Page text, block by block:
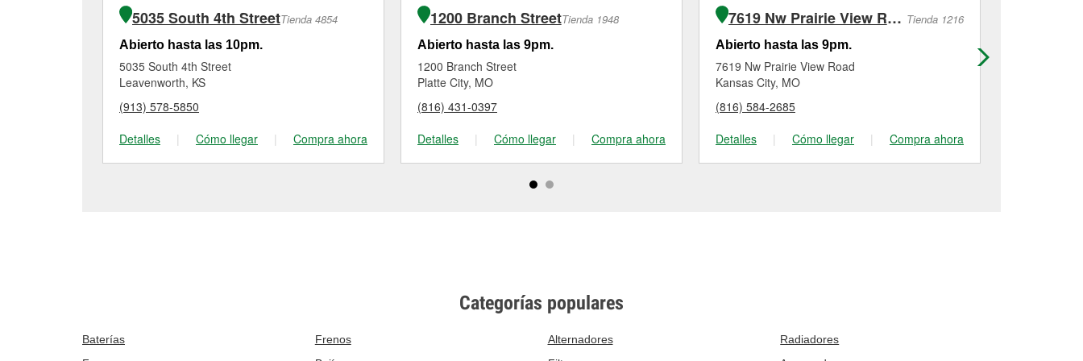
5035 South 4th StreetTienda 4854
Abierto hasta las 10pm.
5035 South 4th Street
Leavenworth, KS
(913) 578-5850
Detalles
| Cómo llegar | Compra ahora
1200 Branch StreetTienda 1948
Abierto hasta las 9pm.
1200 Branch Street
Platte City, MO
(816) 431-0397
Detalles
| Cómo llegar | Compra ahora
7619 Nw Prairie View Road Tienda 1216
Abierto hasta las 9pm.
7619 Nw Prairie View Road
Kansas City, MO
(816) 584-2685
Detalles
| Cómo llegar | Compra ahora
Categorías populares
Baterías Frenos Alternadores
Radiadores